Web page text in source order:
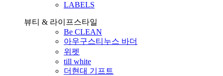
LABELS
뷰티 & 라이프스타일
Be CLEAN
아우구스티누스 바더
위펫
till white
더현대 기프트